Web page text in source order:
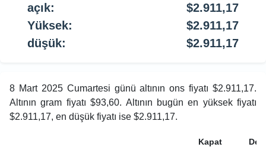
açık:
$2.911,17
Yüksek:
$2.911,17
düşük:
$2.911,17
8 Mart 2025 Cumartesi günü altının ons fiyatı $2.911,17.
Altının gram fiyatı $93,60. Altının bugün en yüksek fiyatı
$2.911,17, en düşük fiyatı ise $2.911,17.
Kapat